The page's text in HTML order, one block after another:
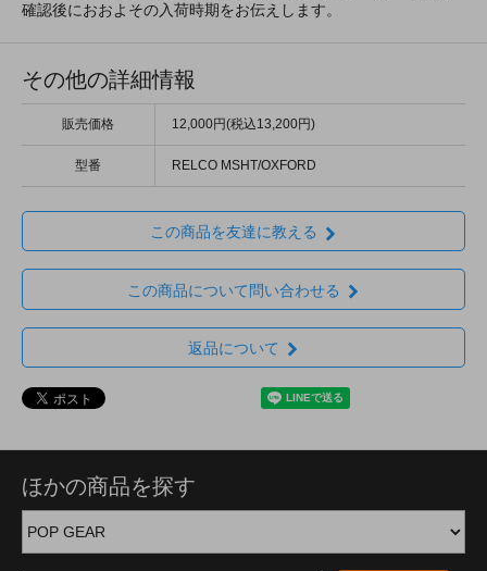
確認後におおよその入荷時期をお伝えします。
その他の詳細情報
販売価格 12,000円(税込13,200円)
型番 RELCO MSHT/OXFORD
この商品を友達に教える
この商品について問い合わせる
返品について
ほかの商品を探す